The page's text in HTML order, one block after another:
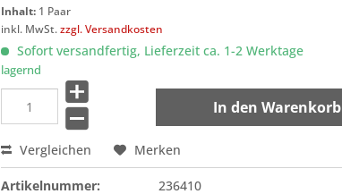
Inhalt: 1 Paar
inkl. MwSt.zzgl. Versandkosten
Sofort versandfertig, Lieferzeit ca. 1-2 Werktage
lagernd
In den Warenkorb
Vergleichen Merken
Artikelnummer:
236410